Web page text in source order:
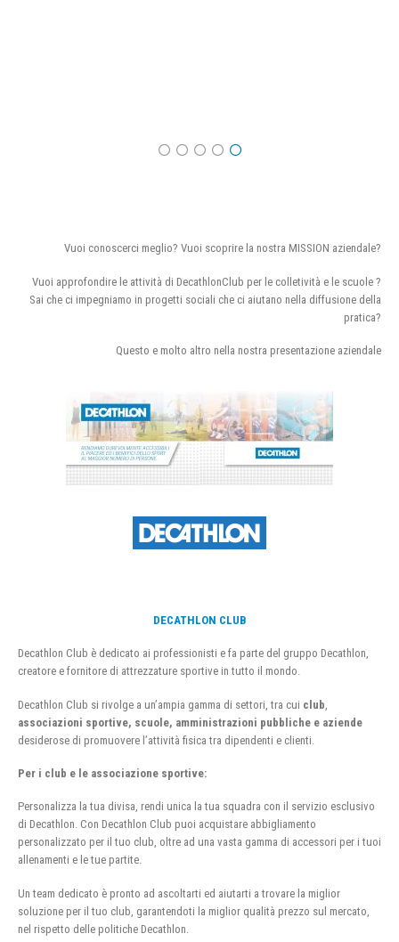
Vuoi conoscerci meglio? Vuoi scoprire la nostra MISSION aziendale?
Vuoi approfondire le attività di DecathlonClub per le colletività e le scuole ?
Sai che ci impegniamo in progetti sociali che ci aiutano nella diffusione della
pratica?
Questo e molto altro nella nostra presentazione aziendale
DECATHLON CLUB
Decathlon Club è dedicato ai professionisti e fa parte del gruppo Decathlon,
creatore e fornitore di attrezzature sportive in tutto il mondo.
Decathlon Club si rivolge a un’ampia gamma di settori, tra cui club
associazioni sportive, scuole, amministrazioni pubbliche e aziende
desiderose di promuovere l’attività fisica tra dipendenti e clienti.
Per i club e le associazione sportive:
Personalizza la tua divisa, rendi unica la tua squadra con il servizio esclusivo
di Decathlon. Con Decathlon Club puoi acquistare abbigliamento
personalizzato per il tuo club, oltre ad una vasta gamma di accessori per i tuoi
allenamenti e le tue partite.
Un team dedicato è pronto ad ascoltarti ed aiutarti a trovare la miglior
soluzione per il tuo club, garantendoti la miglior qualità prezzo sul mercato,
nel rispetto delle politiche Decathlon.